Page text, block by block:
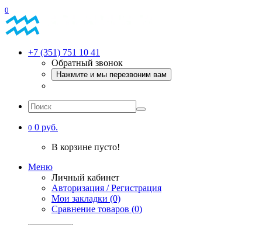
0
+7 (351) 751 10 41
Обратный звонок
Нажмите и мы перезвоним вам
0 0 руб.
В корзине пусто!
Меню
Личный кабинет
Авторизация / Регистрация
Мои закладки (0)
Сравнение товаров (0)